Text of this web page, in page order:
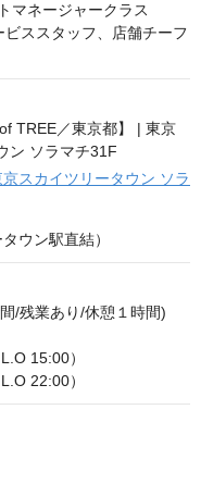
マネージャークラス
ススタッフ、店舗チーフ
スカイツリータウン ソラ
ウン駅直結）
/残業あり/休憩１時間)
15:00）
22:00）